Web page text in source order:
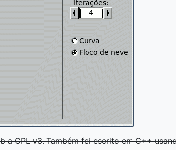
GPL v3. Também foi escrito em C++